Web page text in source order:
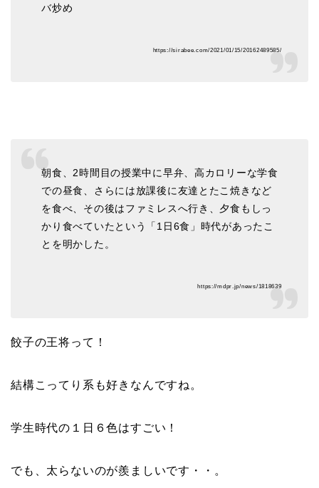
バ炒め
https://sirabee.com/2021/01/15/20162489585/
朝食、2時間目の授業中に早弁、高カロリーな学食
での昼食、さらには放課後に友達とたこ焼きなど
を食べ、その後はファミレスへ行き、夕食もしっ
かり食べていたという「1日6食」時代があったこ
とを明かした。
https://mdpr.jp/news/1818639
餃子の王将って！
結構こってり系も好きなんですね。
学生時代の１日６色はすごい！
でも、太らないのが羨ましいです・・。